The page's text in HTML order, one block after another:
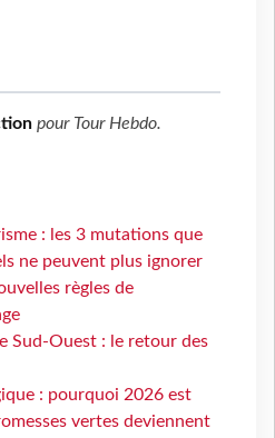
pour Tour Hebdo.
: les 3 mutations que
ne peuvent plus ignorer
règles de
Sud-Ouest : le retour des
: pourquoi 2026 est
vertes deviennent